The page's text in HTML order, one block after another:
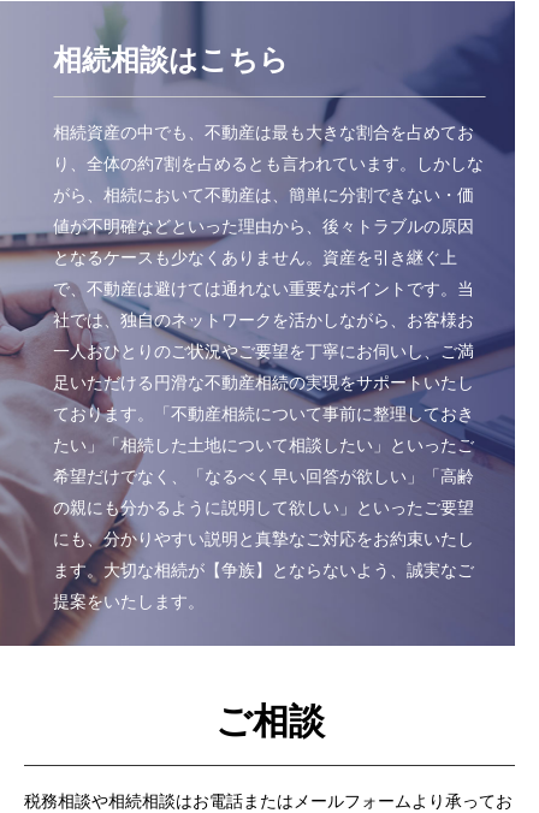
相続相談はこちら
相続資産の中でも、不動産は最も大きな割合を占めてお
り、全体の約7割を占めるとも言われています。しかしな
がら、相続において不動産は、簡単に分割できない・価
値が不明確などといった理由から、後々トラブルの原因
となるケースも少なくありません。資産を引き継ぐ上
で、不動産は避けては通れない重要なポイントです。当
社では、独自のネットワークを活かしながら、お客様お
一人おひとりのご状況やご要望を丁寧にお伺いし、ご満
足いただける円滑な不動産相続の実現をサポートいたし
ております。「不動産相続について事前に整理しておき
たい」「相続した土地について相談したい」といったご
希望だけでなく、「なるべく早い回答が欲しい」「高齢
の親にも分かるように説明して欲しい」といったご要望
にも、分かりやすい説明と真摯なご対応をお約束いたし
ます。大切な相続が【争族】とならないよう、誠実なご
提案をいたします。
ご相談
税務相談や相続相談はお電話またはメールフォームより承ってお